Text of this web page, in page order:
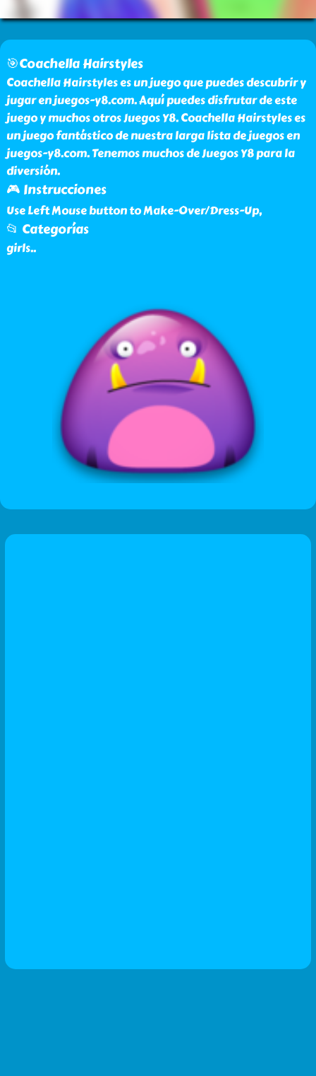
🎯Coachella Hairstyles
Coachella Hairstyles es un juego que puedes descubrir y
jugar en juegos-y8.com. Aquí puedes disfrutar de este
juego y muchos otros Juegos Y8. Coachella Hairstyles es
un juego fantástico de nuestra larga lista de juegos en
juegos-y8.com. Tenemos muchos de Juegos Y8 para la
diversión.
🎮 Instrucciones
Use Left Mouse button to Make-Over/Dress-Up,
📂 Categorías
girls..